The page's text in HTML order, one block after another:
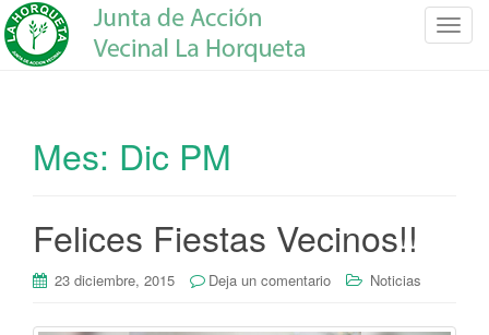
C
a
Mes: Dic PM
Felices Fiestas Vecinos!!
23 diciembre, 2015 Deja un comentario Noticias